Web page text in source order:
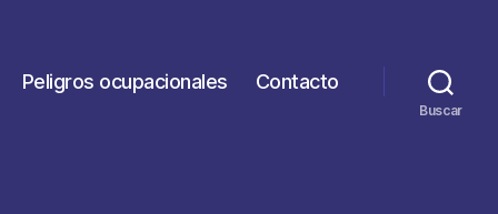
Peligros ocupacionales Contacto
Buscar